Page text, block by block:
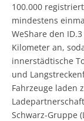
100.000
mindestens
WeShare den
Kilometer an,
innerstädtische
und
Fahrzeuge laden
Schwarz-Gruppe